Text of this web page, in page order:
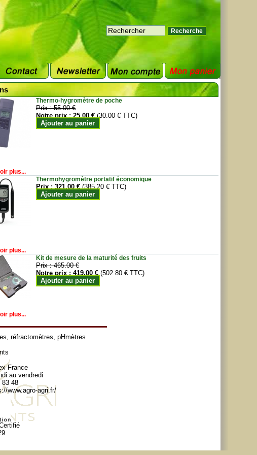
Thermo-hygromètre de poche
Prix :55.00 €
Notre prix :25.00 € (30.00 € TTC)
Ajouter au panier
plus...
Thermohygromètre portatif économique
Prix :321.00 € (385.20 € TTC)
Ajouter au panier
plus...
Kit de mesure de la maturité des fruits
Prix :465.00 €
Notre prix :419.00 € (502.80 € TTC)
Ajouter au panier
plus...
, réfractomètres, pHmètres
France
au vendredi
83 48
www.agro-agri.fr/